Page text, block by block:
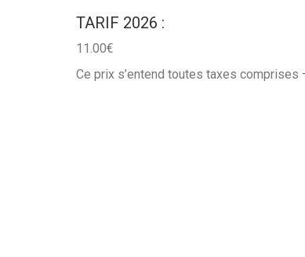
TARIF 2026 :
11.00€
Ce prix s’entend toutes taxes